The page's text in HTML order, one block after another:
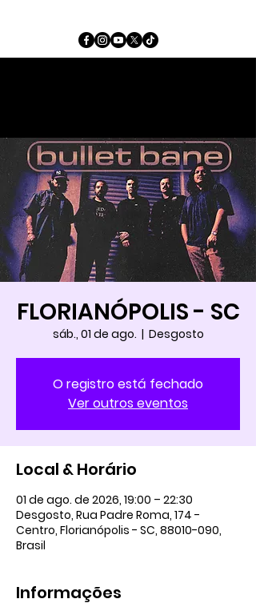
FLORIANÓPOLIS - SC
sáb., 01 de ago.
  |
Desgosto
O registro está fechado
Ver outros eventos
Local & Horário
01 de ago. de 2026, 19:00 – 22:30
Desgosto, Rua Padre Roma, 174 -
Centro, Florianópolis - SC, 88010-090,
Brasil
Informações